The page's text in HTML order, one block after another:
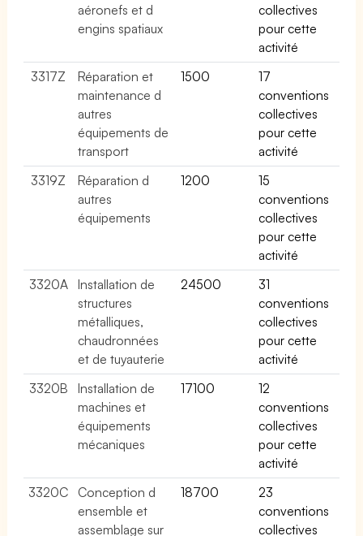
aéronefs et d
engins spatiaux
collectives
pour cette
activité
3317Z
Réparation et
maintenance d
autres
équipements de
transport
1500
17
conventions
collectives
pour cette
activité
3319Z
Réparation d
autres
équipements
1200
15
conventions
collectives
pour cette
activité
3320A
Installation de
structures
métalliques,
chaudronnées
et de tuyauterie
24500
31
conventions
collectives
pour cette
activité
3320B
Installation de
machines et
équipements
mécaniques
17100
12
conventions
collectives
pour cette
activité
3320C
Conception d
ensemble et
assemblage sur
18700
23
conventions
collectives